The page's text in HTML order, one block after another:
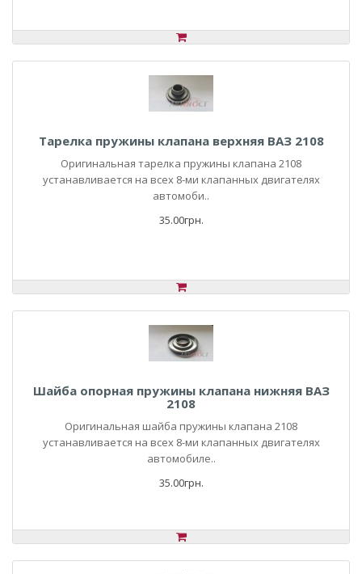
Тарелка пружины клапана верхняя ВАЗ 2108
Оригинальная тарелка пружины клапана 2108
устанавливается на всех 8-ми клапанных двигателях
автомоби..
35.00грн.
Шайба опорная пружины клапана нижняя ВАЗ
2108
Оригинальная шайба пружины клапана 2108
устанавливается на всех 8-ми клапанных двигателях
автомобиле..
35.00грн.